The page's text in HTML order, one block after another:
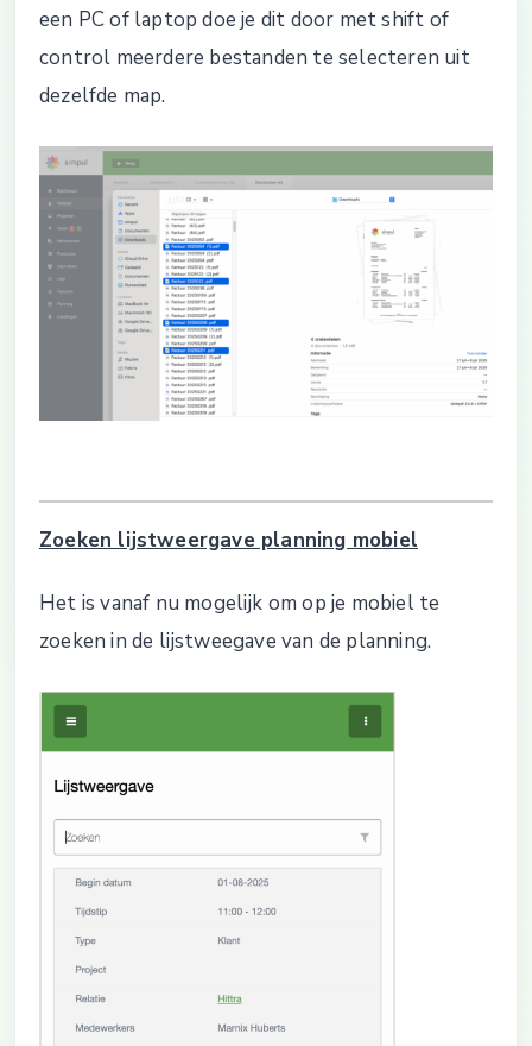
een PC of laptop doe je dit door met shift of
control meerdere bestanden te selecteren uit
dezelfde map.
Zoeken lijstweergave planning mobiel
Het is vanaf nu mogelijk om op je mobiel te
zoeken in de lijstweegave van de planning.